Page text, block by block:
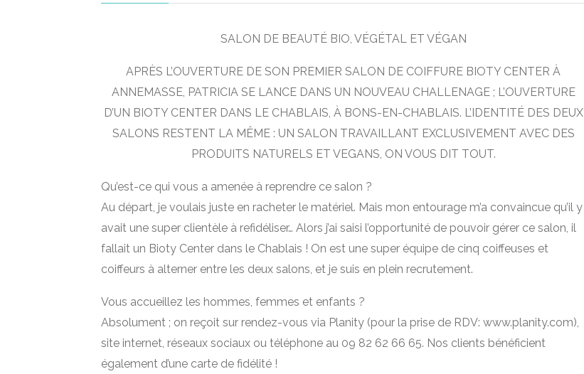
SALON DE BEAUTÉ BIO, VÉGÉTAL ET VÉGAN
APRÈS L’OUVERTURE DE SON PREMIER SALON DE COIFFURE BIOTY CENTER À
ANNEMASSE, PATRICIA SE LANCE DANS UN NOUVEAU CHALLENAGE ; L’OUVERTURE
D’UN BIOTY CENTER DANS LE CHABLAIS, À BONS-EN-CHABLAIS. L’IDENTITÉ DES DEUX
SALONS RESTENT LA MÊME : UN SALON TRAVAILLANT EXCLUSIVEMENT AVEC DES
PRODUITS NATURELS ET VEGANS, ON VOUS DIT TOUT.
Qu’est-ce qui vous a amenée à reprendre ce salon ?
Au départ, je voulais juste en racheter le matériel. Mais mon entourage m’a convaincue qu’il y
avait une super clientèle à refidéliser… Alors j’ai saisi l’opportunité de pouvoir gérer ce salon, il
fallait un Bioty Center dans le Chablais ! On est une super équipe de cinq coiffeuses et
coiffeurs à alterner entre les deux salons, et je suis en plein recrutement.
Vous accueillez les hommes, femmes et enfants ?
Absolument ; on reçoit sur rendez-vous via Planity (pour la prise de RDV: www.planity.com),
site internet, réseaux sociaux ou téléphone au 09 82 62 66 65. Nos clients bénéficient
également d’une carte de fidélité !